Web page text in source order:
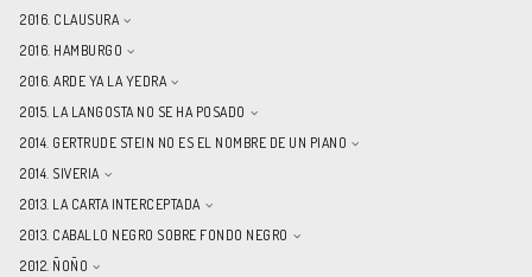
2016. CLAUSURA
2016. HAMBURGO
2016. ARDE YA LA YEDRA
2015. LA LANGOSTA NO SE HA POSADO
2014. GERTRUDE STEIN NO ES EL NOMBRE DE UN PIANO
2014. SIVERIA
2013. LA CARTA INTERCEPTADA
2013. CABALLO NEGRO SOBRE FONDO NEGRO
2012. ÑOÑO